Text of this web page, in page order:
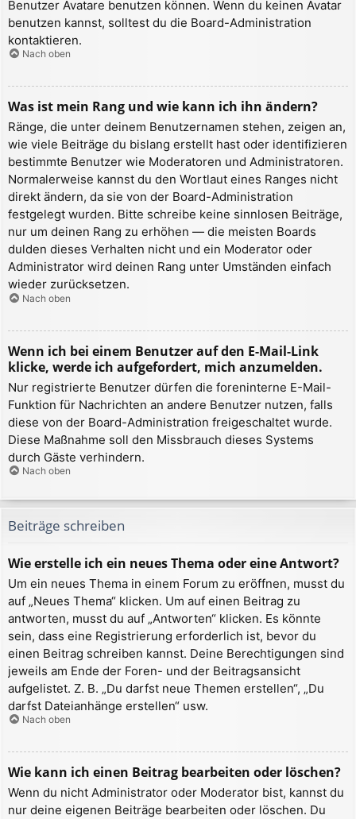
Benutzer Avatare benutzen können. Wenn du keinen Avatar
benutzen kannst, solltest du die Board-Administration
kontaktieren.
Nach oben
Was ist mein Rang und wie kann ich ihn ändern?
Ränge, die unter deinem Benutzernamen stehen, zeigen an,
wie viele Beiträge du bislang erstellt hast oder identifizieren
bestimmte Benutzer wie Moderatoren und Administratoren.
Normalerweise kannst du den Wortlaut eines Ranges nicht
direkt ändern, da sie von der Board-Administration
festgelegt wurden. Bitte schreibe keine sinnlosen Beiträge,
nur um deinen Rang zu erhöhen — die meisten Boards
dulden dieses Verhalten nicht und ein Moderator oder
Administrator wird deinen Rang unter Umständen einfach
wieder zurücksetzen.
Nach oben
Wenn ich bei einem Benutzer auf den E-Mail-Link
klicke, werde ich aufgefordert, mich anzumelden.
Nur registrierte Benutzer dürfen die foreninterne E-Mail-
Funktion für Nachrichten an andere Benutzer nutzen, falls
diese von der Board-Administration freigeschaltet wurde.
Diese Maßnahme soll den Missbrauch dieses Systems
durch Gäste verhindern.
Nach oben
Beiträge schreiben
Wie erstelle ich ein neues Thema oder eine Antwort?
Um ein neues Thema in einem Forum zu eröffnen, musst du
auf „Neues Thema“ klicken. Um auf einen Beitrag zu
antworten, musst du auf „Antworten“ klicken. Es könnte
sein, dass eine Registrierung erforderlich ist, bevor du
einen Beitrag schreiben kannst. Deine Berechtigungen sind
jeweils am Ende der Foren- und der Beitragsansicht
aufgelistet. Z. B. „Du darfst neue Themen erstellen“, „Du
darfst Dateianhänge erstellen“ usw.
Nach oben
Wie kann ich einen Beitrag bearbeiten oder löschen?
Wenn du nicht Administrator oder Moderator bist, kannst du
nur deine eigenen Beiträge bearbeiten oder löschen. Du